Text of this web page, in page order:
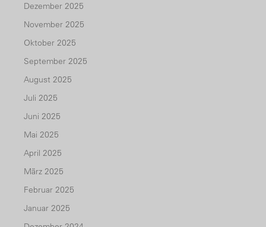
Dezember 2025
November 2025
Oktober 2025
September 2025
August 2025
Juli 2025
Juni 2025
Mai 2025
April 2025
März 2025
Februar 2025
Januar 2025